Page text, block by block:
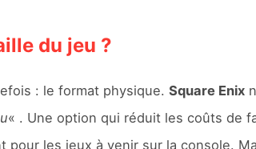
du jeu ?
: le format physique. Square Enix
« . Une option qui réduit les coûts de
pour les jeux à venir sur la console.